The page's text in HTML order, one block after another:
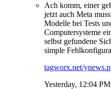
Ach komm, einer
jetzt auch Meta
Modelle bei Tests
Computersysteme
selbst gefundene
simple
tagworx.net/
Yesterday, 12:04 PM